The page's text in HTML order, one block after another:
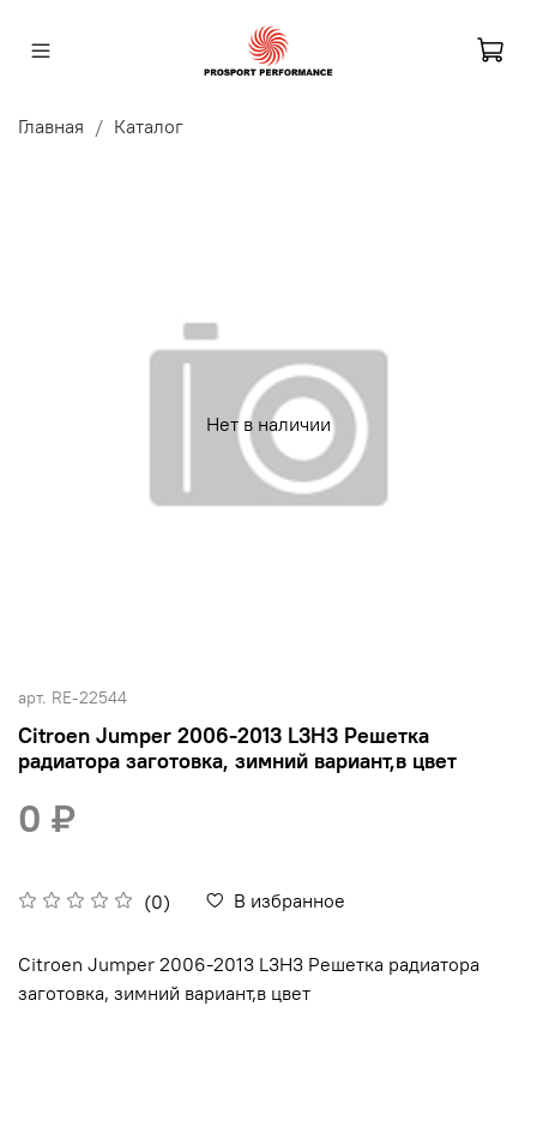
Главная Каталог
Нет в наличии
арт. RE-22544
Citroen Jumper 2006-2013 L3H3 Решетка
радиатора заготовка, зимний вариант,в цвет
(0) В избранное
0 ₽
Citroen Jumper 2006-2013 L3H3 Решетка радиатора
заготовка, зимний вариант,в цвет